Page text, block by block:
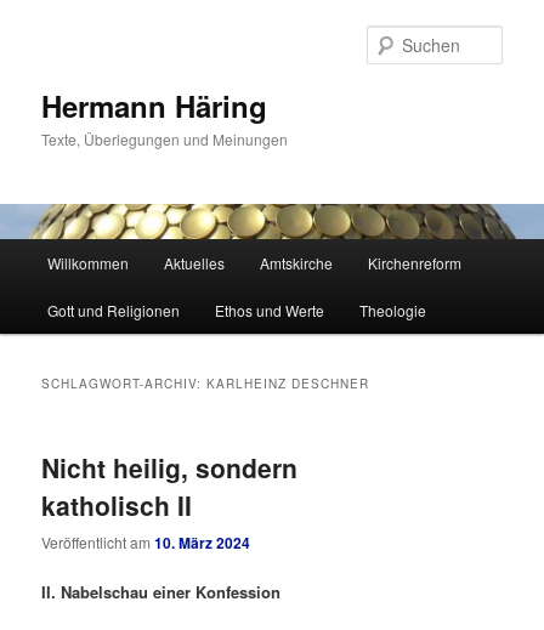
Hermann Häring
Texte, Überlegungen und Meinungen
Willkommen Aktuelles Amtskirche Kirchenreform
Gott und Religionen Ethos und Werte Theologie
SCHLAGWORT-ARCHIV:KARLHEINZ DESCHNER
Nicht heilig, sondern
katholisch II
Veröffentlicht am10. März 2024
II. Nabelschau einer Konfession